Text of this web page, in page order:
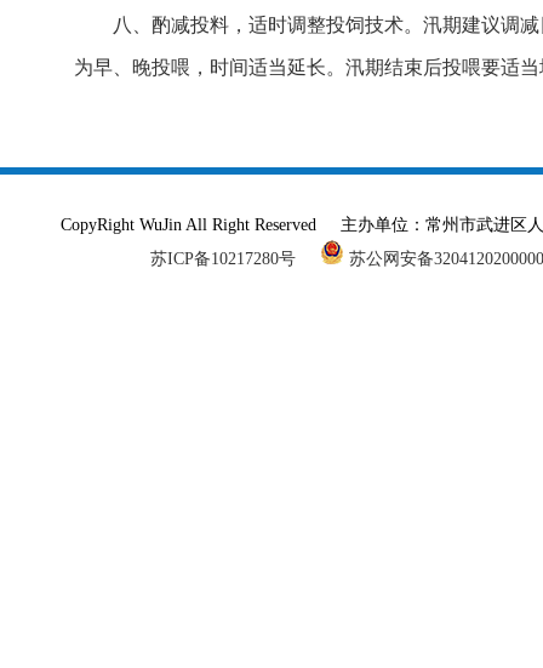
八、酌减投料，适时调整投饲技术。汛期建议调
为早、晚投喂，时间适当延长。汛期结束后投喂要适
CopyRight WuJin All Right Reserved 主办单位：常州市武进
苏ICP备10217280号
苏公网安备